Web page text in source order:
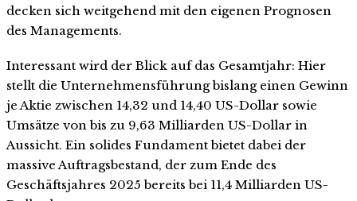
decken sich weitgehend mit den eigenen Prognosen
des Managements.
Interessant wird der Blick auf das Gesamtjahr: Hier
stellt die Unternehmensführung bislang einen Gewinn
je Aktie zwischen 14,32 und 14,40 US-Dollar sowie
Umsätze von bis zu 9,63 Milliarden US-Dollar in
Aussicht. Ein solides Fundament bietet dabei der
massive Auftragsbestand, der zum Ende des
Geschäftsjahres 2025 bereits bei 11,4 Milliarden US-